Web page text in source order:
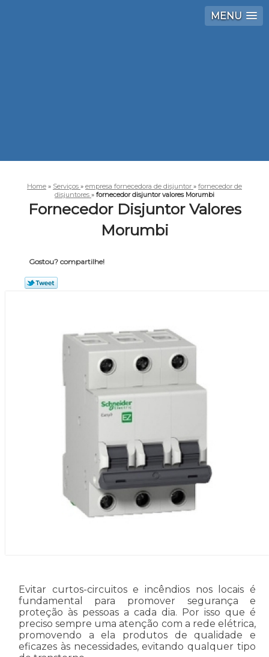
MENU
Home » Serviços » empresa fornecedora de disjuntor » fornecedor de
disjuntores » fornecedor disjuntor valores Morumbi
Fornecedor Disjuntor Valores
Morumbi
Gostou? compartilhe!
Evitar curtos-circuitos e incêndios nos locais é
fundamental para promover segurança e
proteção às pessoas a cada dia. Por isso que é
preciso sempre uma atenção com a rede elétrica,
promovendo a ela produtos de qualidade e
eficazes às necessidades, evitando qualquer tipo